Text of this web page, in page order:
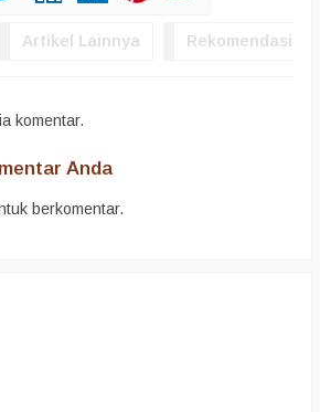
Artikel Lainnya Rekomendasi
komentar.
Anda
berkomentar.